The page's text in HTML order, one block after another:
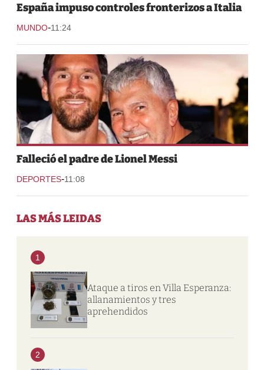
España impuso controles fronterizos a Italia
MUNDO-11:24
Falleció el padre de Lionel Messi
DEPORTES-11:08
LAS MÁS LEIDAS
1
Ataque a tiros en Villa Esperanza:
allanamientos y tres
aprehendidos
2